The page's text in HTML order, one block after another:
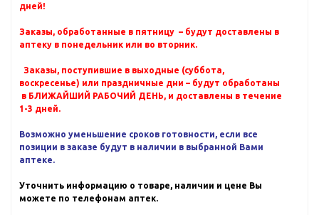
дней!
Заказы, обработанные в пятницу – будут доставлены в
аптеку в понедельник или во вторник.
Заказы, поступившие в выходные (суббота,
воскресенье) или праздничные дни – будут обработаны
в БЛИЖАЙШИЙ РАБОЧИЙ ДЕНЬ, и доставлены в течение
1-3 дней.
Возможно уменьшение сроков готовности, если все
позиции в заказе будут в наличии в выбранной Вами
аптеке.
Уточнить информацию о товаре, наличии и цене Вы
можете по телефонам аптек.